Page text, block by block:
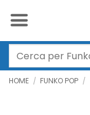
Cerca:
HOME / FUNKO POP /